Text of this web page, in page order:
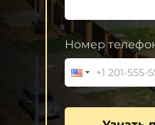
Номер